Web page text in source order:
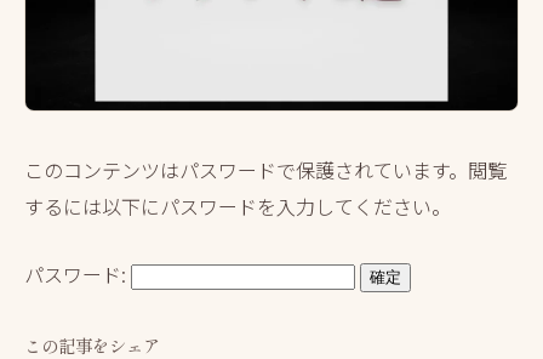
このコンテンツはパスワードで保護されています。閲覧
するには以下にパスワードを入力してください。
パスワード:
この記事をシェア